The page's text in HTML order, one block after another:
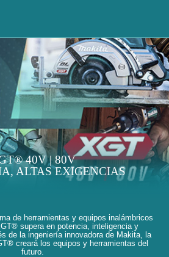
40V | 80V
ALTAS EXIGENCIAS
de herramientas y equipos inalámbricos
supera en potencia, inteligencia y
de la ingeniería innovadora de Makita, la
creará los equipos y herramientas del
futuro.